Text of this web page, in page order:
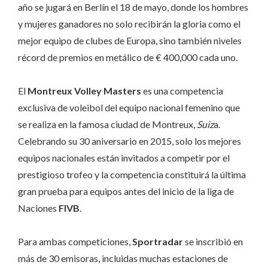
año se jugará en Berlín el 18 de mayo, donde los hombres
y mujeres ganadores no solo recibirán la gloria como el
mejor equipo de clubes de Europa, sino también niveles
récord de premios en metálico de € 400,000 cada uno.
El Montreux Volley Masters es una competencia
exclusiva de voleibol del equipo nacional femenino que
se realiza en la famosa ciudad de Montreux, Suiza.
Celebrando su 30 aniversario en 2015, solo los mejores
equipos nacionales están invitados a competir por el
prestigioso trofeo y la competencia constituirá la última
gran prueba para equipos antes del inicio de la liga de
Naciones FIVB.
Para ambas competiciones,Sportradarse inscribió en
más de 30 emisoras, incluidas muchas estaciones de